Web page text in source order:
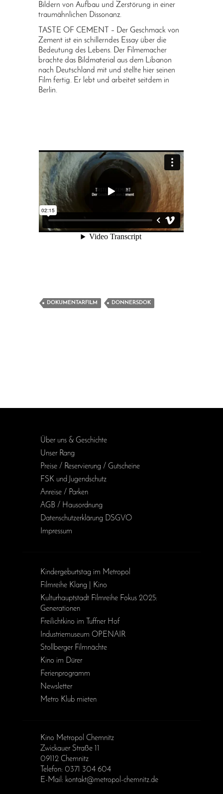
Bildern von Aufbau und Zerstörung in einer
traumähnlichen Dissonanz.
TASTE OF CEMENT – Der Geschmack von
Zement ist ein schillerndes Essay über die
Bedeutung des Lebens. Der Filmemacher
brachte das Bildmaterial aus dem Libanon
nach Deutschland mit und stellte hier seinen
Film fertig. Er lebt und arbeitet seitdem in
Berlin.
DOKUMENTARFILM DONNERSDOK
Über uns & Geschichte
Unser Rang
Preise / Reservierung / Gutscheine
FSK und Jugendschutz
Anreise / Parken
AGB / Haus­ordnung
Daten­schutz­erklärung DSGVO
Impressum
Kinder­geburts­tag im Metropol
Filmreihe Klang | Kino
Kulturhauptstadt Filmreihe Fokus 2025:
Generationen
Freilichtkino im Tuffner Hof
Industriemuseum OPENAIR
Stollberger Filmnächte
Kino im Dürer
Ferienprogramm
Newsletter
Metro Klub mieten
Kino Metropol Chemnitz
Zwickauer Straße 11
09112 Chemnitz
Telefon: 0371 304 604
E-Mail: kontakt@metropol-chemnitz.de